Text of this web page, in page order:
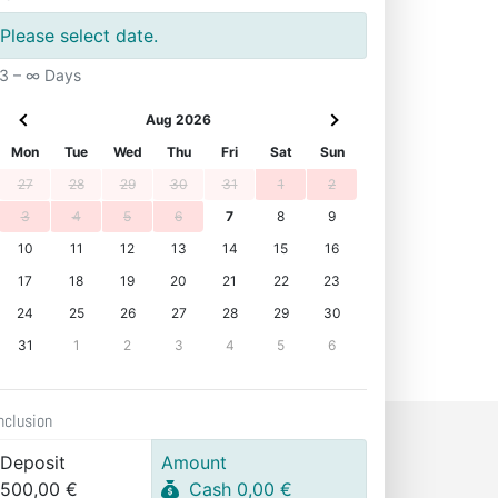
Please select date.
3 – ∞ Days
Aug 2026
Mon
Tue Wed Thu Fri Sat
Sun
27
28 29 30 31 1
2
3
4 5 6 7 8
9
10
11 12 13 14 15
16
17
18 19 20 21 22
23
24
25 26 27 28 29
30
31
1 2 3 4 5 6
Deposit
500,00 €
Amount
Cash 0,00 €